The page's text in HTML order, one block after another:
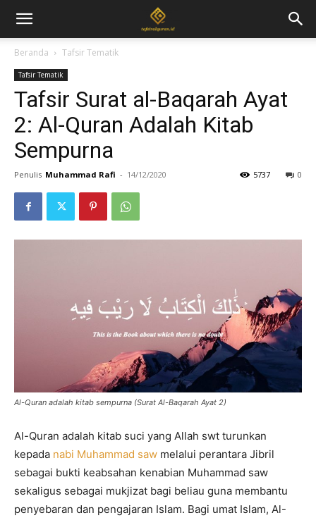
Beranda Tafsir Tematik
Tafsir Tematik
Tafsir Surat al-Baqarah Ayat
2: Al-Quran Adalah Kitab
Sempurna
Penulis Muhammad Rafi - 14/12/2020 0
5737
Al-Quran adalah kitab sempurna (Surat Al-Baqarah Ayat 2)
Al-Quran adalah kitab suci yang Allah swt turunkan
kepada nabi Muhammad saw melalui perantara Jibril
sebagai bukti keabsahan kenabian Muhammad saw
sekaligus sebagai mukjizat bagi beliau guna membantu
penyebaran dan pengajaran Islam. Bagi umat Islam, Al-